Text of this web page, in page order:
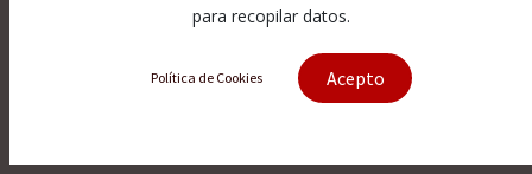
para recopilar datos.
Política de Cookies Acepto